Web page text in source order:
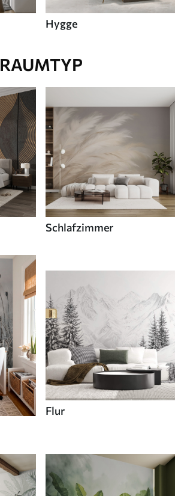
Hygge
RAUMTYP
Schlafzimmer
Flur